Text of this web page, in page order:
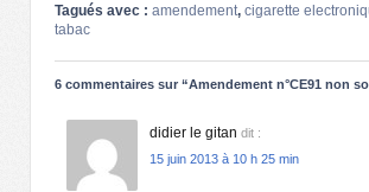
Tagués avec : amendement, cigarette
tabac
6 commentaires sur “Amendement n°CE91 non
didier le gitan dit :
15 juin 2013 à 10 h 25 min